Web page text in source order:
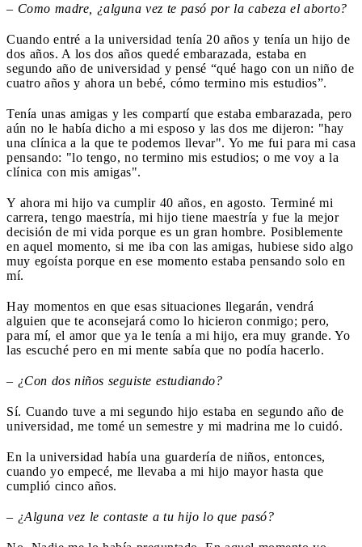
– Como madre, ¿alguna vez te pasó por la cabeza el aborto?
Cuando entré a la universidad tenía 20 años y tenía un hijo de
dos años. A los dos años quedé embarazada, estaba en
segundo año de universidad y pensé “qué hago con un niño de
cuatro años y ahora un bebé, cómo termino mis estudios”.
Tenía unas amigas y les compartí que estaba embarazada, pero
aún no le había dicho a mi esposo y las dos me dijeron: "hay
una clínica a la que te podemos llevar". Yo me fui para mi casa
pensando: "lo tengo, no termino mis estudios; o me voy a la
clínica con mis amigas".
Y ahora mi hijo va cumplir 40 años, en agosto. Terminé mi
carrera, tengo maestría, mi hijo tiene maestría y fue la mejor
decisión de mi vida porque es un gran hombre. Posiblemente
en aquel momento, si me iba con las amigas, hubiese sido algo
muy egoísta porque en ese momento estaba pensando solo en
mí.
Hay momentos en que esas situaciones llegarán, vendrá
alguien que te aconsejará como lo hicieron conmigo; pero,
para mí, el amor que ya le tenía a mi hijo, era muy grande. Yo
las escuché pero en mi mente sabía que no podía hacerlo.
– ¿Con dos niños seguiste estudiando?
Sí. Cuando tuve a mi segundo hijo estaba en segundo año de
universidad, me tomé un semestre y mi madrina me lo cuidó.
En la universidad había una guardería de niños, entonces,
cuando yo empecé, me llevaba a mi hijo mayor hasta que
cumplió cinco años.
– ¿Alguna vez le contaste a tu hijo lo que pasó?